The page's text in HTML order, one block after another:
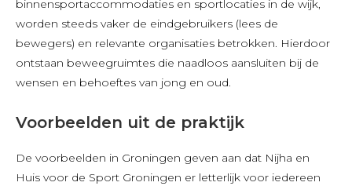
binnensportaccommodaties en sportlocaties in de wijk,
worden steeds vaker de eindgebruikers (lees de
bewegers) en relevante organisaties betrokken. Hierdoor
ontstaan beweegruimtes die naadloos aansluiten bij de
wensen en behoeftes van jong en oud.
Voorbeelden uit de praktijk
De voorbeelden in Groningen geven aan dat Nijha en
Huis voor de Sport Groningen er letterlijk voor iedereen